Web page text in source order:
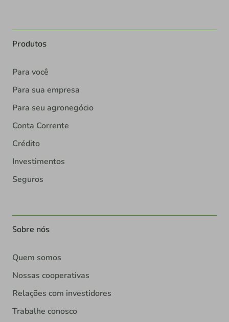
Produtos
Para você
Para sua empresa
Para seu agronegócio
Conta Corrente
Crédito
Investimentos
Seguros
Sobre nós
Quem somos
Nossas cooperativas
Relações com investidores
Trabalhe conosco